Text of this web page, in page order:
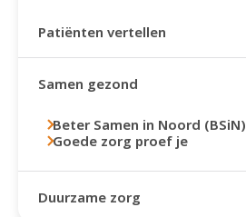
Patiënten vertellen
Samen gezond
Beter Samen in Noord (BSiN)
Goede zorg proef je
Duurzame zorg